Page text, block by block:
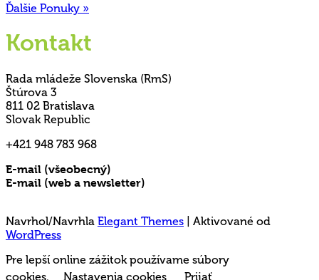
Ďalšie Ponuky »
Kontakt
Rada mládeže Slovenska (RmS)
Štúrova 3
811 02 Bratislava
Slovak Republic
+421 948 783 968
E-mail (všeobecný)
E-mail (web a newsletter)
Navrhol/Navrhla Elegant Themes | Aktivované od
WordPress
Pre lepší online zážitok používame súbory
cookies.
Nastavenia cookies Prijať